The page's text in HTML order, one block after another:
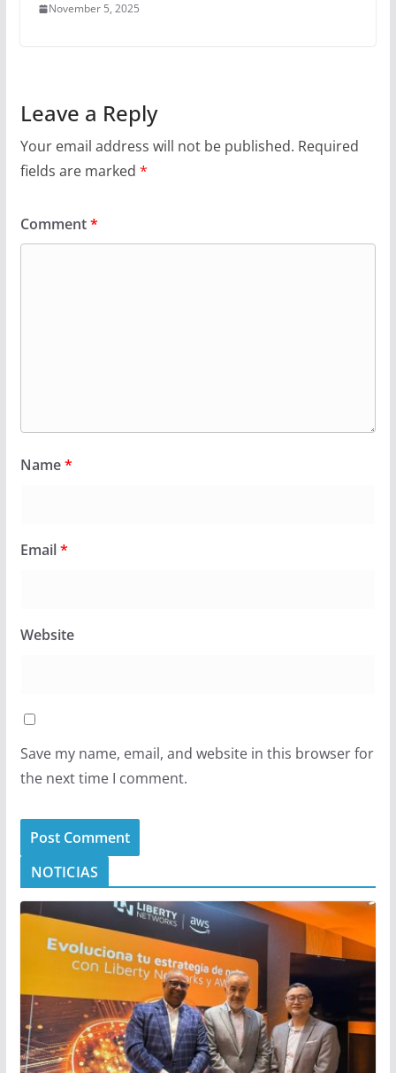
November 5, 2025
Leave a Reply
Your email address will not be published. Required
fields are marked *
Comment*
Name*
Email*
Website
Save my name, email, and website in this browser for
the next time I comment.
NOTICIAS